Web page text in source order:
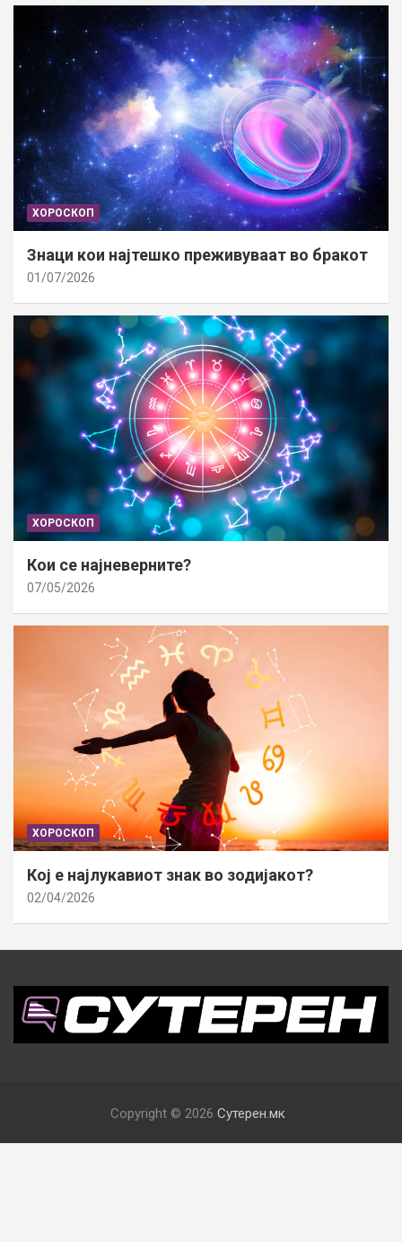
ХОРОСКОП
Знаци кои најтешко преживуваат во бракот
01/07/2026
ХОРОСКОП
Кои се најневерните?
07/05/2026
ХОРОСКОП
Кој е најлукавиот знак во зодијакот?
02/04/2026
Copyright © 2026 Сутерен.мк